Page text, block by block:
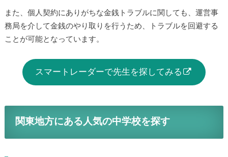
また、個人契約にありがちな金銭トラブルに関しても、運営事
務局を介して金銭のやり取りを行うため、トラブルを回避する
ことが可能となっています。
スマートレーダーで先生を探してみる
関東地方にある人気の中学校を探す